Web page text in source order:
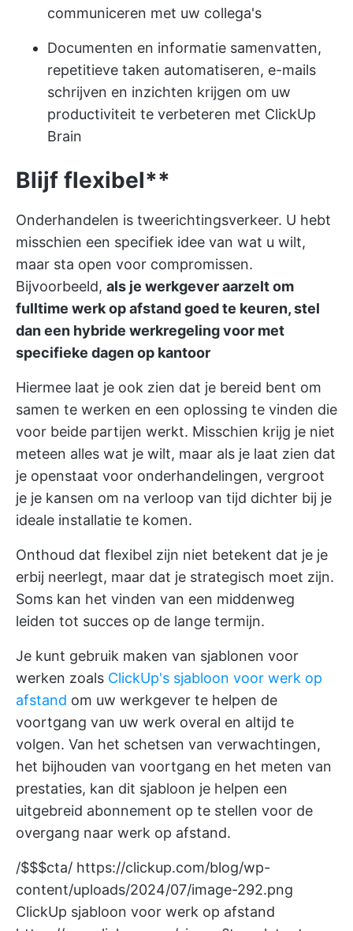
communiceren met uw collega's
Documenten en informatie samenvatten,
repetitieve taken automatiseren, e-mails
schrijven en inzichten krijgen om uw
productiviteit te verbeteren met ClickUp
Brain
Blijf flexibel**
Onderhandelen is tweerichtingsverkeer. U hebt
misschien een specifiek idee van wat u wilt,
maar sta open voor compromissen.
Bijvoorbeeld, als je werkgever aarzelt om
fulltime werk op afstand goed te keuren, stel
dan een hybride werkregeling voor met
specifieke dagen op kantoor
Hiermee laat je ook zien dat je bereid bent om
samen te werken en een oplossing te vinden die
voor beide partijen werkt. Misschien krijg je niet
meteen alles wat je wilt, maar als je laat zien dat
je openstaat voor onderhandelingen, vergroot
je je kansen om na verloop van tijd dichter bij je
ideale installatie te komen.
Onthoud dat flexibel zijn niet betekent dat je je
erbij neerlegt, maar dat je strategisch moet zijn.
Soms kan het vinden van een middenweg
leiden tot succes op de lange termijn.
Je kunt gebruik maken van sjablonen voor
werken zoals ClickUp's sjabloon voor werk op
afstand om uw werkgever te helpen de
voortgang van uw werk overal en altijd te
volgen. Van het schetsen van verwachtingen,
het bijhouden van voortgang en het meten van
prestaties, kan dit sjabloon je helpen een
uitgebreid abonnement op te stellen voor de
overgang naar werk op afstand.
/$$$cta/ https://clickup.com/blog/wp-
content/uploads/2024/07/image-292.png
ClickUp sjabloon voor werk op afstand